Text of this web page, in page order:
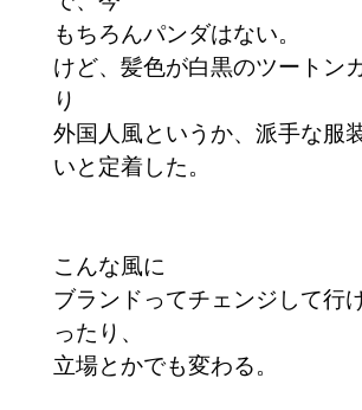
もちろんパンダはない。
けど、髪色が白黒のツートン
り
外国人風というか、派手な服
いと定着した。
こんな風に
ブランドってチェンジして行
ったり、
立場とかでも変わる。